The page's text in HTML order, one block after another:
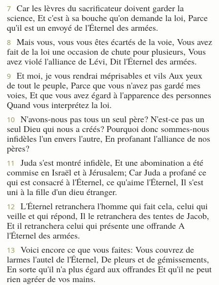
7
Car les lèvres du sacrificateur doivent garder la
science, Et c'est à sa bouche qu'on demande la loi, Parce
qu'il est un envoyé de l'Éternel des armées.
8
Mais vous, vous vous êtes écartés de la voie, Vous avez
fait de la loi une occasion de chute pour plusieurs, Vous
avez violé l'alliance de Lévi, Dit l'Éternel des armées.
9
Et moi, je vous rendrai méprisables et vils Aux yeux
de tout le peuple, Parce que vous n'avez pas gardé mes
voies, Et que vous avez égard à l'apparence des personnes
Quand vous interprétez la loi.
10
N'avons-nous pas tous un seul père? N'est-ce pas un
seul Dieu qui nous a créés? Pourquoi donc sommes-nous
infidèles l'un envers l'autre, En profanant l'alliance de nos
pères?
11
Juda s'est montré infidèle, Et une abomination a été
commise en Israël et à Jérusalem; Car Juda a profané ce
qui est consacré à l'Éternel, ce qu'aime l'Éternel, Il s'est
uni à la fille d'un dieu étranger.
12
L'Éternel retranchera l'homme qui fait cela, celui qui
veille et qui répond, Il le retranchera des tentes de Jacob,
Et il retranchera celui qui présente une offrande A
l'Éternel des armées.
13
Voici encore ce que vous faites: Vous couvrez de
larmes l'autel de l'Éternel, De pleurs et de gémissements,
En sorte qu'il n'a plus égard aux offrandes Et qu'il ne peut
rien agréer de vos mains.